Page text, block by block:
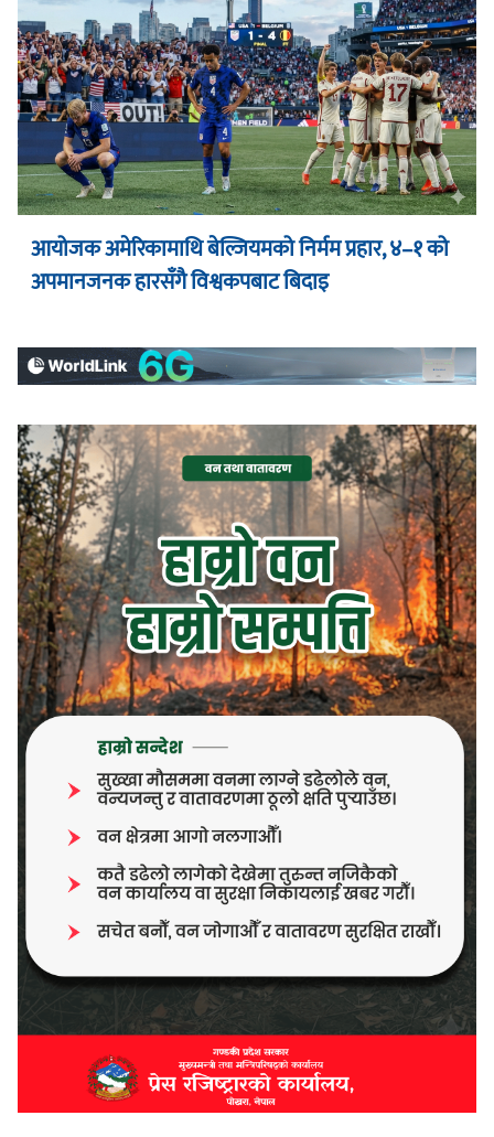
आयोजक अमेरिकामाथि बेल्जियमको निर्मम प्रहार, ४–१ को
अपमानजनक हारसँगै विश्वकपबाट बिदाइ